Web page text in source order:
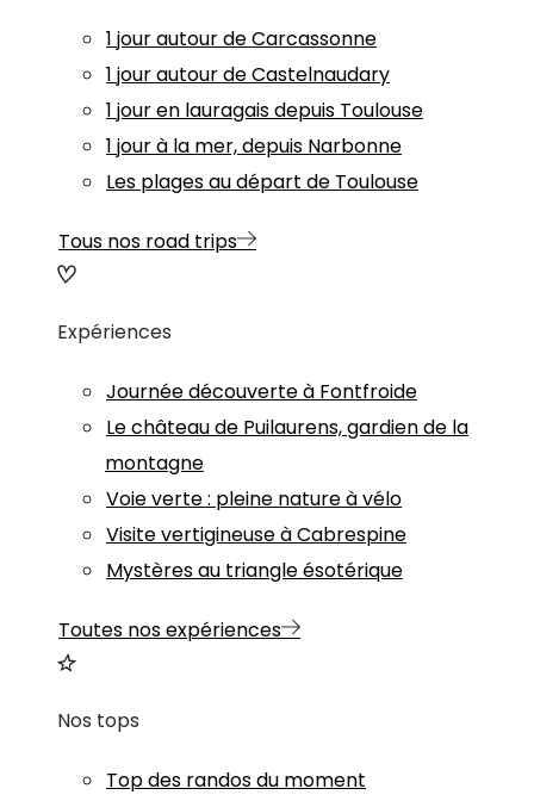
1 jour autour de Carcassonne
1 jour autour de Castelnaudary
1 jour en lauragais depuis Toulouse
1 jour à la mer, depuis Narbonne
Les plages au départ de Toulouse
Tous nos road trips
Expériences
Journée découverte à Fontfroide
Le château de Puilaurens, gardien de la
montagne
Voie verte : pleine nature à vélo
Visite vertigineuse à Cabrespine
Mystères au triangle ésotérique
Toutes nos expériences
Nos tops
Top des randos du moment